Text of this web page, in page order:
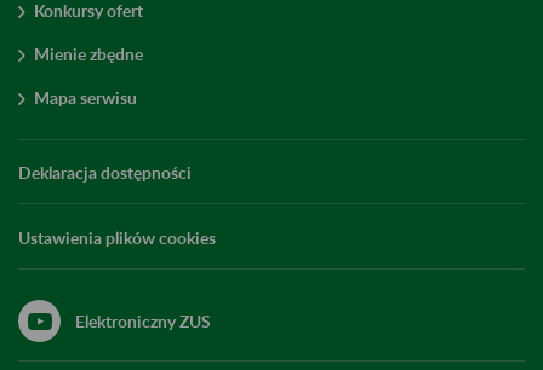
Konkursy ofert
Mienie zbędne
Mapa serwisu
Deklaracja dostępności
Ustawienia plików cookies
Elektroniczny ZUS